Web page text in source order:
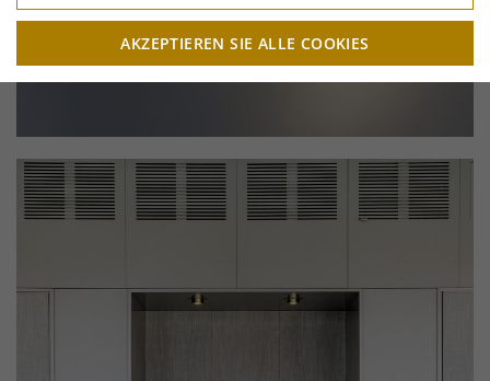
AKZEPTIEREN SIE ALLE COOKIES